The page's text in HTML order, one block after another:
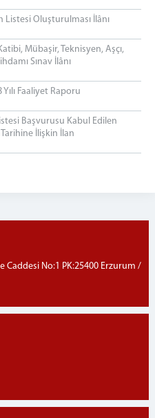
Listesi Oluşturulması İlânı
Mübaşir, Teknisyen, Aşçı,
Sınav İlânı
Faaliyet Raporu
Başvurusu Kabul Edilen
İlişkin İlan
Caddesi No:1 PK:25400 Erzurum /